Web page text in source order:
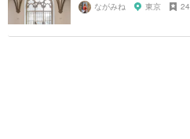
ながみね 東京 24